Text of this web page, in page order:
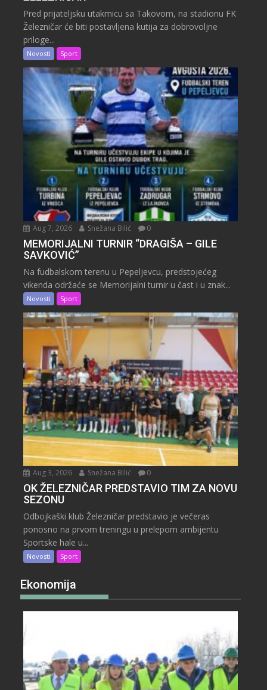
Pred prijateljsku utakmicu sa Takovom, na stadionu FK
Železničar će biti postavljena kutija za dobrovoljne
priloge...
Novosti Sport
Aug 7, 2026 Snežana Bilić 0
MEMORIJALNI TURNIR “DRAGIŠA – GILE
SAVKOVIĆ”
Na fudbalskom terenu u Pepeljevcu, predstojećeg
vikenda održaće se Memorijalni turnir u čast i u znak...
Novosti Sport
Aug 3, 2026 Snežana Bilić 0
OK ŽELEZNIČAR PREDSTAVIO TIM ZA NOVU
SEZONU
Odbojkaški klub Železničar predstavio je večeras
ponosno na prvom treningu u prelepom ambijentu
Sportske hale u...
Novosti Sport
Ekonomija